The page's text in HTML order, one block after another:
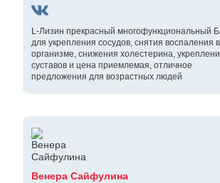
L-Лизин прекрасный многофункциональный
для укрепления сосудов, снятия воспаления в
организме, снижения холестерина,
суставов и цена приемлемая, отличное
предложения для возрастных людей
Венера Сайфулина